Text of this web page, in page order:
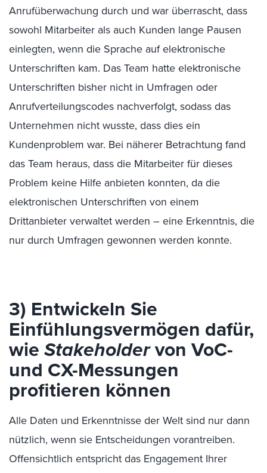
Anrufüberwachung durch und war überrascht, dass
sowohl Mitarbeiter als auch Kunden lange Pausen
einlegten, wenn die Sprache auf elektronische
Unterschriften kam. Das Team hatte elektronische
Unterschriften bisher nicht in Umfragen oder
Anrufverteilungscodes nachverfolgt, sodass das
Unternehmen nicht wusste, dass dies ein
Kundenproblem war. Bei näherer Betrachtung fand
das Team heraus, dass die Mitarbeiter für dieses
Problem keine Hilfe anbieten konnten, da die
elektronischen Unterschriften von einem
Drittanbieter verwaltet werden – eine Erkenntnis, die
nur durch Umfragen gewonnen werden konnte.
3) Entwickeln Sie
Einfühlungsvermögen dafür,
wieStakeholdervon VoC-
und CX-Messungen
profitieren können
Alle Daten und Erkenntnisse der Welt sind nur dann
nützlich, wenn sie Entscheidungen vorantreiben.
Offensichtlich entspricht das Engagement Ihrer